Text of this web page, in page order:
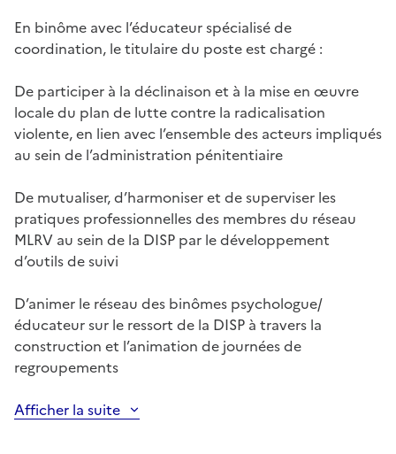
En binôme avec l’éducateur spécialisé de
coordination, le titulaire du poste est chargé :
De participer à la déclinaison et à la mise en œuvre
locale du plan de lutte contre la radicalisation
violente, en lien avec l’ensemble des acteurs impliqués
au sein de l’administration pénitentiaire
De mutualiser, d’harmoniser et de superviser les
pratiques professionnelles des membres du réseau
MLRV au sein de la DISP par le développement
d’outils de suivi
D’animer le réseau des binômes psychologue/
éducateur sur le ressort de la DISP à travers la
construction et l’animation de journées de
regroupements
Afficher la suite